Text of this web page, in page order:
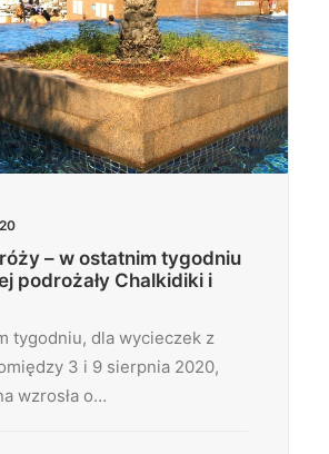
– w ostatnim tygodniu
podrożały Chalkidiki i
tygodniu, dla wycieczek z
3 i 9 sierpnia 2020,
wzrosła o…